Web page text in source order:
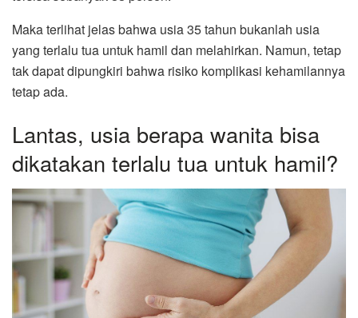
Maka terlihat jelas bahwa usia 35 tahun bukanlah usia
yang terlalu tua untuk hamil dan melahirkan. Namun, tetap
tak dapat dipungkiri bahwa risiko komplikasi kehamilannya
tetap ada.
Lantas, usia berapa wanita bisa
dikatakan terlalu tua untuk hamil?